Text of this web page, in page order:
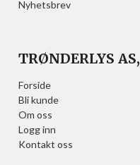
Nyhetsbrev
TRØNDERLYS AS,
Forside
Bli kunde
Om oss
Logg inn
Kontakt oss